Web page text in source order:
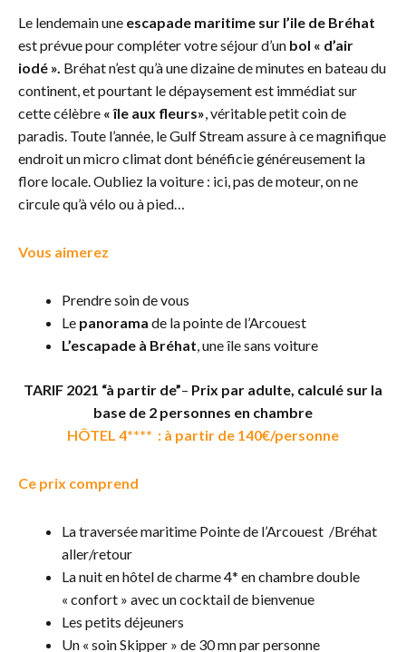
Le lendemain une escapade maritime sur l’ile de Bréhat
est prévue pour compléter votre séjour d’un bol « d’air
iodé ». Bréhat n’est qu’à une dizaine de minutes en bateau du
continent, et pourtant le dépaysement est immédiat sur
cette célèbre « île aux fleurs», véritable petit coin de
paradis. Toute l’année, le Gulf Stream assure à ce magnifique
endroit un micro climat dont bénéficie généreusement la
flore locale. Oubliez la voiture : ici, pas de moteur, on ne
circule qu’à vélo ou à pied…
Vous aimerez
Prendre soin de vous
Le panorama de la pointe de l’Arcouest
L’escapade à Bréhat, une île sans voiture
TARIF 2021 “à partir de”– Prix par adulte, calculé sur la
base de 2 personnes en chambre
HÔTEL 4**** : à partir de 140€/personne
Ce prix comprend
La traversée maritime Pointe de l’Arcouest /Bréhat
aller/retour
La nuit en hôtel de charme 4* en chambre double
« confort » avec un cocktail de bienvenue
Les petits déjeuners
Un « soin Skipper » de 30 mn par personne